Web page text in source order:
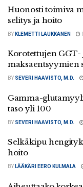
Huonosti toimiva
selitys ja hoito
BY KLEMETTI LAUKKANEN
Korotettujen GGT-
maksaentsyymien
BY SEVERI HAAVISTO, M.D.
Gamma-
taso yli 100
BY SEVERI HAAVISTO, M.D.
Selkäkipu
hoito
BY LÄÄKÄRI EERO KULMALA